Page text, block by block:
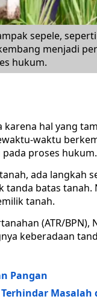
sepele,
menjadi
hukum.
hal yang
waktu
proses hukum.
ada langkah
batas tanah.
tanah.
(ATR/BPN),
keberadaan
Pangan